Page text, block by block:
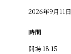
2026年9月11日
時間
開場 18:15